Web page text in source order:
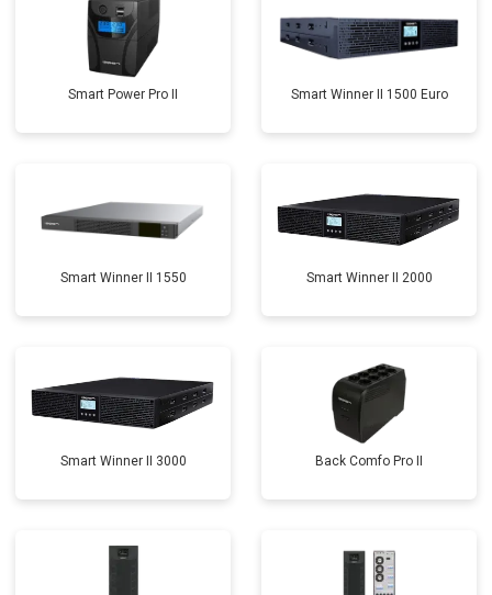
Smart Power Pro II Smart Winner II 1500 Euro
Smart Winner II 1550 Smart Winner II 2000
Smart Winner II 3000 Back Comfo Pro II